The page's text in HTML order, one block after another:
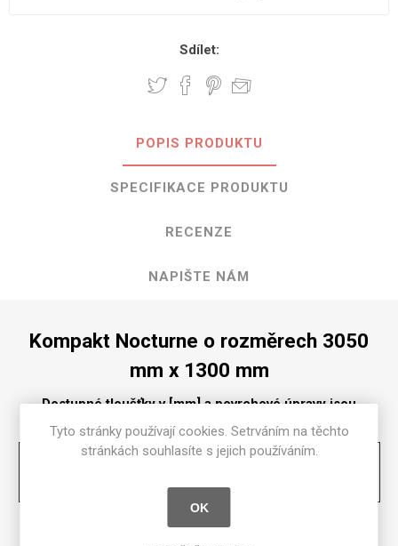
Sdílet:
POPIS PRODUKTU
SPECIFIKACE PRODUKTU
RECENZE
NAPIŠTE NÁM
Kompakt Nocturne o rozměrech 3050
mm x 1300 mm
Dostupné tloušťky v [mm] a povrchové úpravy jsou
uvedeny v tabulce
Tyto stránky používají cookies. Setrváním na těchto
stránkách souhlasíte s jejich používáním.
OK